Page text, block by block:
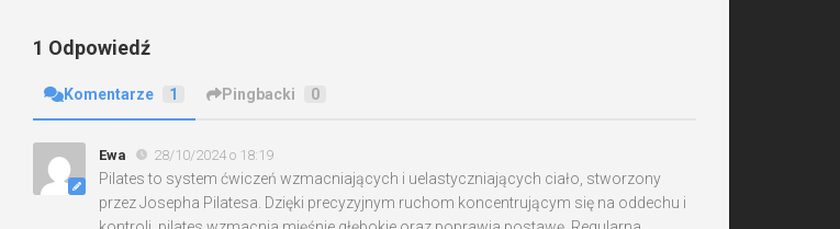
1 Odpowiedź
Komentarze 1 Pingbacki 0
Ewa 28/10/2024 o 18:19
Pilates to system ćwiczeń wzmacniających i uelastyczniających ciało, stworzony
przez Josepha Pilatesa. Dzięki precyzyjnym ruchom koncentrującym się na oddechu i